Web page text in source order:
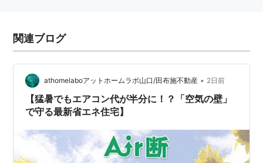
関連ブログ
athomelaboアットホームラボ山口/田布施不動産 • 2日前
【猛暑でもエアコン代が半分に！？「空気の壁」
で守る最新省エネ住宅】